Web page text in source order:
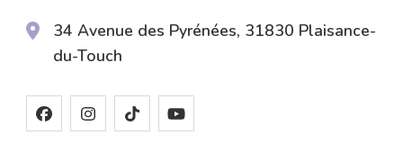
34 Avenue des Pyrénées, 31830 Plaisance-
du-Touch